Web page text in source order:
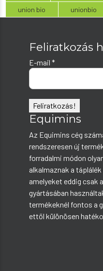
union bio
unionbio
Feliratkozás
E-mail *
Equimins
Az Equimins cég
rendszeresen új
forradalmi módon
alkalmaznak a
amelyeket eddig csak
gyártásában
termékeknél fontos a
ettől különösen